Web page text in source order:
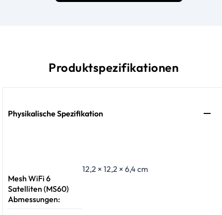
Produktspezifikationen
Physikalische Spezifikation
Mesh WiFi 6
Satelliten (MS60)
Abmessungen:
12,2 × 12,2 × 6,4 cm